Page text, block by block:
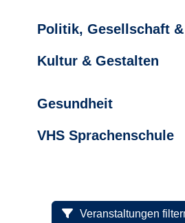
Politik, Gesellschaft
Kultur & Gestalten
Gesundheit
VHS Sprachenschule
Veranstaltungen